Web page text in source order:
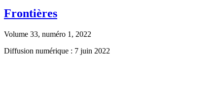
Frontières
Volume 33, numéro 1, 2022
Diffusion numérique : 7 juin 2022